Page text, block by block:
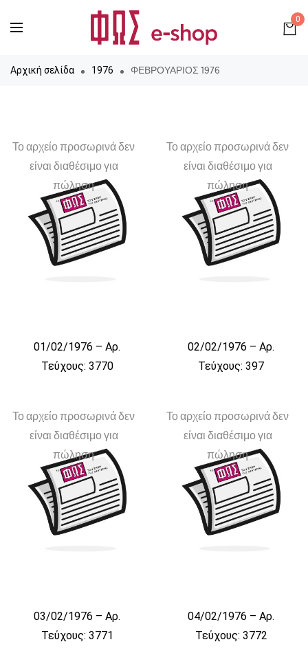
0
Αρχική σελίδα 1976 ΦΕΒΡΟΥΑΡΙΟΣ 1976
Το αρχείο προσωρινά δεν
είναι διαθέσιμο για
πώληση
01/02/1976 – Αρ.
Τεύχους: 3770
Το αρχείο προσωρινά δεν
είναι διαθέσιμο για
πώληση
02/02/1976 – Αρ.
Τεύχους: 397
Το αρχείο προσωρινά δεν
είναι διαθέσιμο για
πώληση
03/02/1976 – Αρ.
Τεύχους: 3771
Το αρχείο προσωρινά δεν
είναι διαθέσιμο για
πώληση
04/02/1976 – Αρ.
Τεύχους: 3772